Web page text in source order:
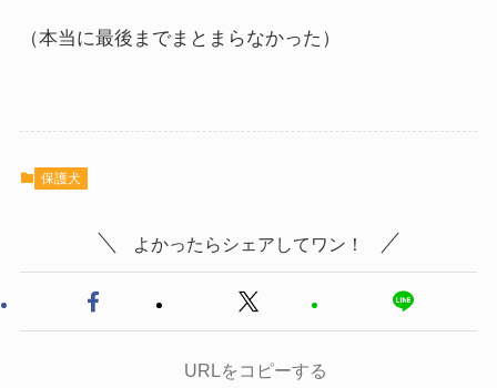
（本当に最後までまとまらなかった）
保護犬
よかったらシェアしてワン！
URLをコピーする